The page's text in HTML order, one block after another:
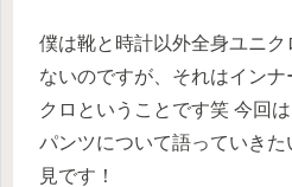
僕は靴と時計以外全身ユニク
ないのですが、それはイン
クロということです笑 今回
パンツについて語っていき
見です！